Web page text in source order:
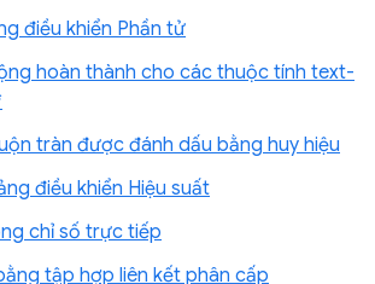
điều khiển Phần tử
hoàn thành cho các thuộc tính text-
tràn được đánh dấu bằng huy hiệu
điều khiển Hiệu suất
chỉ số trực tiếp
tập hợp liên kết phân cấp